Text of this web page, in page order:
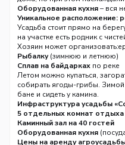
Оборудованная кухня– вся
приготовления еды на
Уникальное расположение:
Усадьба стоит прямо на
на участке есть родник с
окрестностях находятся 4
Хозяин может организовать:
Рыбалку (зимнюю и летнюю)
Сплав на байдарках по реке
Лыжные прогулкизимой (по
лыжню и делает сюрпризы)
Летом можно купаться,
собирать ягоды-грибы. Зимой
бане и сидеть у камина.
Инфраструктура усадьбы
5 отдельных комнат отдыха
Каминный зал на 40 гостей
Оборудованная кухня
Баня(дровяная) – 50 у.е. (без
Цены на аренду